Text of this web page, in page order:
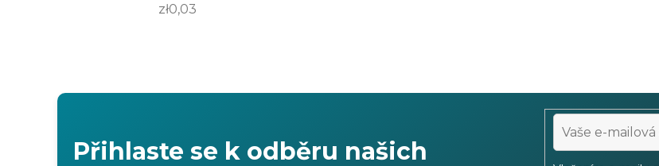
zł0,03
Přihlaste se k odběru našich